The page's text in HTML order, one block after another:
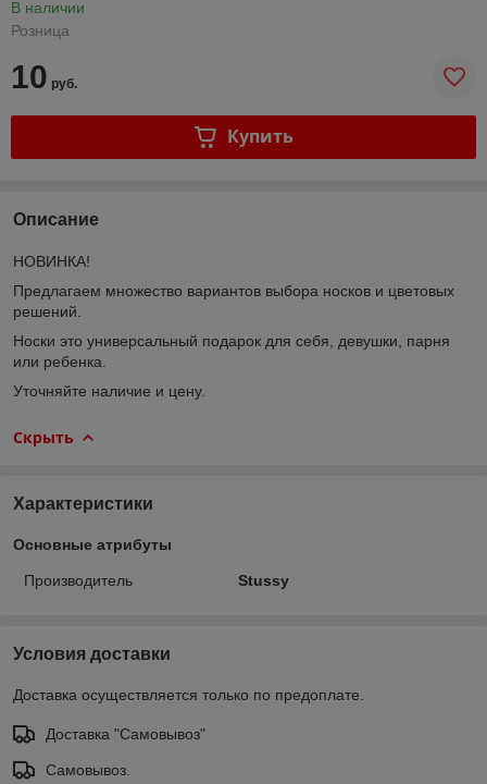
В наличии
Розница
10 руб.
Купить
Описание
НОВИНКА!
Предлагаем множество вариантов выбора носков и цветовых
решений.
Носки это универсальный подарок для себя, девушки, парня
или ребенка.
Уточняйте наличие и цену.
Скрыть
Характеристики
Основные атрибуты
Производитель Stussy
Условия доставки
Доставка осуществляется только по предоплате.
Доставка "Самовывоз"
Самовывоз.